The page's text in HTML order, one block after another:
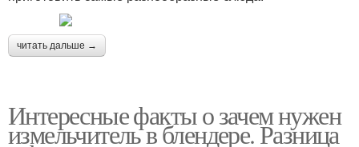
читать дальше →
Интересные факты о зачем нужен
измельчитель в блендере. Разница